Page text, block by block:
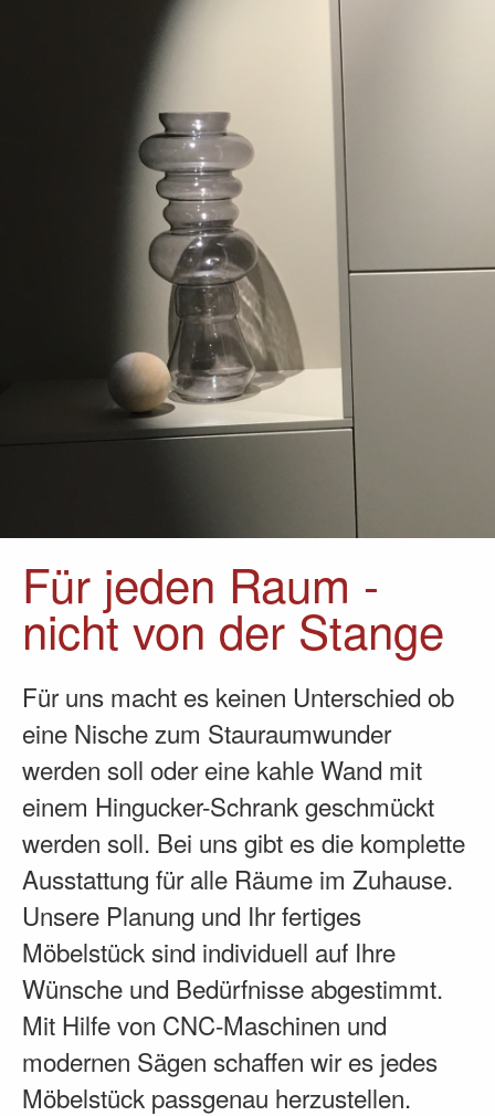
Für jeden Raum -
nicht von der Stange
Für uns macht es keinen Unterschied ob
eine Nische zum Stauraumwunder
werden soll oder eine kahle Wand mit
einem Hingucker-Schrank geschmückt
werden soll. Bei uns gibt es die komplette
Ausstattung für alle Räume im Zuhause.
Unsere Planung und Ihr fertiges
Möbelstück sind individuell auf Ihre
Wünsche und Bedürfnisse abgestimmt.
Mit Hilfe von CNC-Maschinen und
modernen Sägen schaffen wir es jedes
Möbelstück passgenau herzustellen.